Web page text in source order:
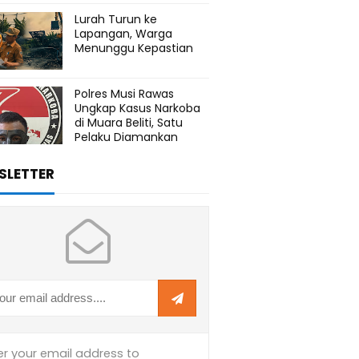
Lurah Turun ke
Lapangan, Warga
Menunggu Kepastian
Polres Musi Rawas
Ungkap Kasus Narkoba
di Muara Beliti, Satu
Pelaku Diamankan